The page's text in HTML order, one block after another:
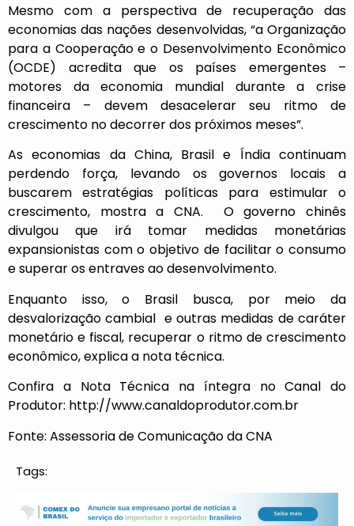
Mesmo com a perspectiva de recuperação das
economias das nações desenvolvidas, “a Organização
para a Cooperação e o Desenvolvimento Econômico
(OCDE) acredita que os países emergentes –
motores da economia mundial durante a crise
financeira – devem desacelerar seu ritmo de
crescimento no decorrer dos próximos meses”.
As economias da China, Brasil e Índia continuam
perdendo força, levando os governos locais a
buscarem estratégias políticas para estimular o
crescimento, mostra a CNA. O governo chinês
divulgou que irá tomar medidas monetárias
expansionistas com o objetivo de facilitar o consumo
e superar os entraves ao desenvolvimento.
Enquanto isso, o Brasil busca, por meio da
desvalorização cambial e outras medidas de caráter
monetário e fiscal, recuperar o ritmo de crescimento
econômico, explica a nota técnica.
Confira a Nota Técnica na íntegra no Canal do
Produtor: http://www.canaldoprodutor.com.br
Fonte: Assessoria de Comunicação da CNA
Tags: